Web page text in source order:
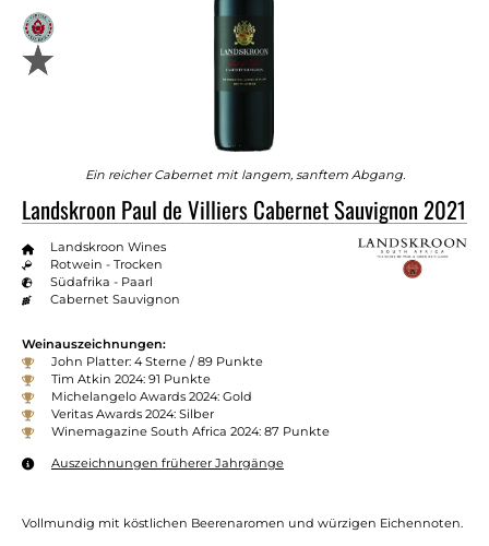
Ein reicher Cabernet mit langem, sanftem Abgang.
Landskroon Paul de Villiers Cabernet Sauvignon 2021
Landskroon Wines
Rotwein - Trocken
Südafrika - Paarl
Cabernet Sauvignon
Weinauszeichnungen:
John Platter: 4 Sterne / 89 Punkte
Tim Atkin 2024: 91 Punkte
Michelangelo Awards 2024: Gold
Veritas Awards 2024: Silber
Winemagazine South Africa 2024: 87 Punkte
Auszeichnungen früherer Jahrgänge
Vollmundig mit köstlichen Beerenaromen und würzigen Eichennoten.